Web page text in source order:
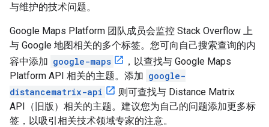
与维护的技术问题。
Google Maps Platform 团队成员会监控 Stack Overflow 上
与 Google 地图相关的多个标签。您可向自己搜索查询的内
容中添加 google-maps
，以查找与 Google Maps
Platform API 相关的主题。添加 google-
distancematrix-api
则可查找与 Distance Matrix
API（旧版）相关的主题。建议您为自己的问题添加更多标
签，以吸引相关技术领域专家的注意。